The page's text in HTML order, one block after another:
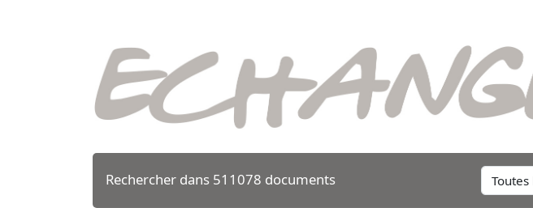
Rechercher dans 511078 documents